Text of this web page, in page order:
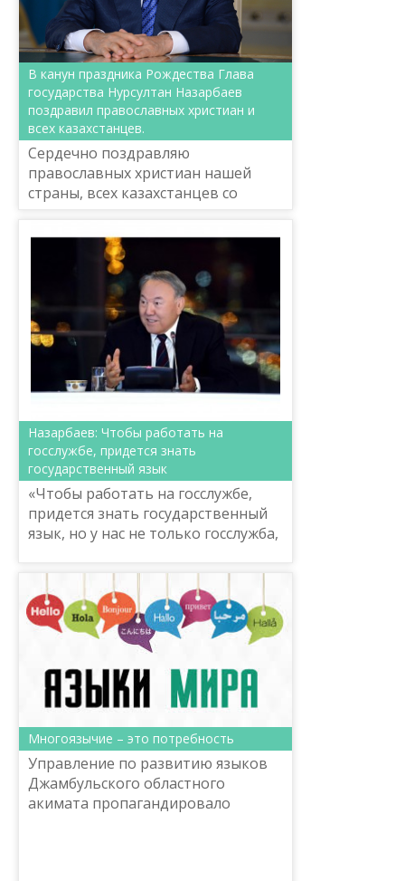
В канун праздника Рождества Глава
государства Нурсултан Назарбаев
поздравил православных христиан и
всех казахстанцев.
Сердечно поздравляю
православных христиан нашей
страны, всех казахстанцев со
Назарбаев: Чтобы работать на
госслужбе, придется знать
государственный язык
«Чтобы работать на госслужбе,
придется знать государственный
язык, но у нас не только госслужба,
стремится к такому, ему придется
знать» - Назарб...
Многоязычие – это потребность
Управление по развитию языков
Джамбульского областного
акимата пропагандировало